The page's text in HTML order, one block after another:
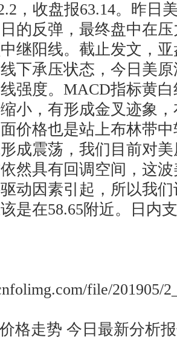
，收盘报63.14。昨日
的反弹，最终盘中在
继阳线。截止发文，
下承压状态，今日美
强度。MACD指标黄
小，有形成金叉迹象
价格也是站上布林带
成震荡，我们目前对
然具有回调空间，这
动因素引起，所以我
是在58.65附近。日内
file/201905/
走势 今日最新分析报